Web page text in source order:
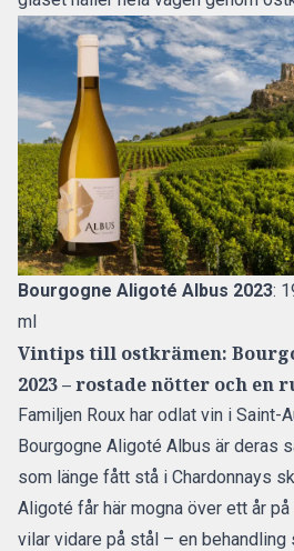
Bourgogne Aligoté Albus 2023:
ml
Vintips till ostkrämen:
2023 – rostade nötter och en
Familjen Roux har odlat vin i Saint-
Bourgogne Aligoté Albus är deras
som länge fått stå i Chardonnays
Aligoté får här mogna över ett år
vilar vidare på stål – en behandling